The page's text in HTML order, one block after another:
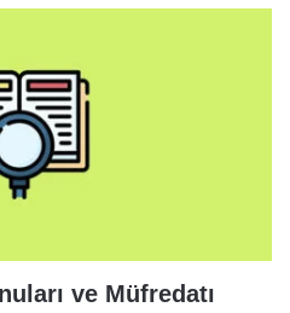
ve Müfredatı